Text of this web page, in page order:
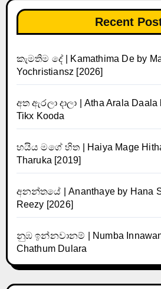
Recent
කැමතිම දේ | Kamathima De by
Yochristiansz [2026]
අත ඇරලා දාලා | Atha Arala Daala
Tikx Kooda
හයිය මගේ හිත | Haiya Mage
Tharuka [2019]
අනන්තයේ | Ananthaye by Hana
Reezy [2026]
නුඹ ඉන්නවානම් | Numba
Chathum Dulara